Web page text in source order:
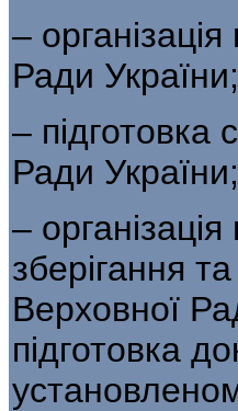
–
Ради України;
– підготовка
Ради України;
–
зберігання
Верховної
підготовка